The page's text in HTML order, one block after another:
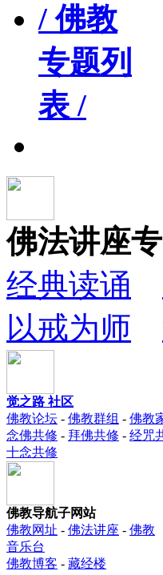
/ 佛教
专题列
表 /
佛法讲座
经典读诵
以戒为师
觉之路 社区
佛教论坛 - 佛教群组 - 佛教
念佛共修 - 拜佛共修 - 经咒
十念共修
佛教导航子网站
佛教网址 - 佛法讲座 - 佛教
音乐台
佛教博客 - 藏经楼